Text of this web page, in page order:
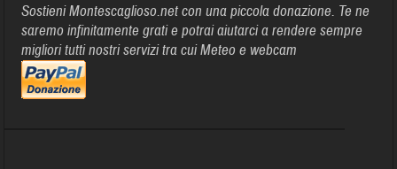
Sostieni Montescaglioso.net con una piccola donazione. Te ne
saremo infinitamente grati e potrai aiutarci a rendere sempre
migliori tutti nostri servizi tra cui Meteo e webcam